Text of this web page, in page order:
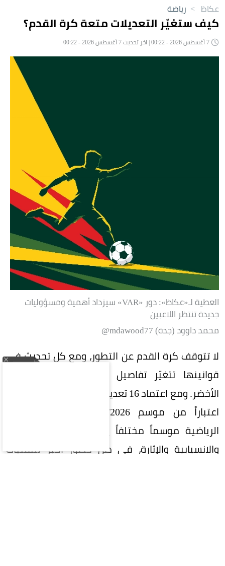
عكاظ > رياضة
كيف ستغيّر التعديلات متعة كرة القدم؟
العطية لـ«عكاظ»: دور «VAR» سيزداد أهمية ومسؤوليات
جديدة تنتظر اللاعبين
محمد داوود (جدة) mdawood77@
لا تتوقف كرة القدم عن التطور، ومع كل تحديث في
قوانينها تتغيّر تفاصيل كثيرة داخل المستطيل
الأخضر. ومع اعتماد 16 تعديلاً جديداً على قانون اللعبة
الرياضية موسماً مختلفاً يحمل مزيداً من العدالة
والانسيابية والإثارة، في ظل حضور أكبر للتقنيات